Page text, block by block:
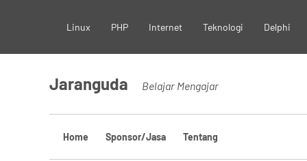
content
Linux PHP Internet Teknologi Delphi
Jaranguda Belajar Mengajar
Home Sponsor/Jasa Tentang